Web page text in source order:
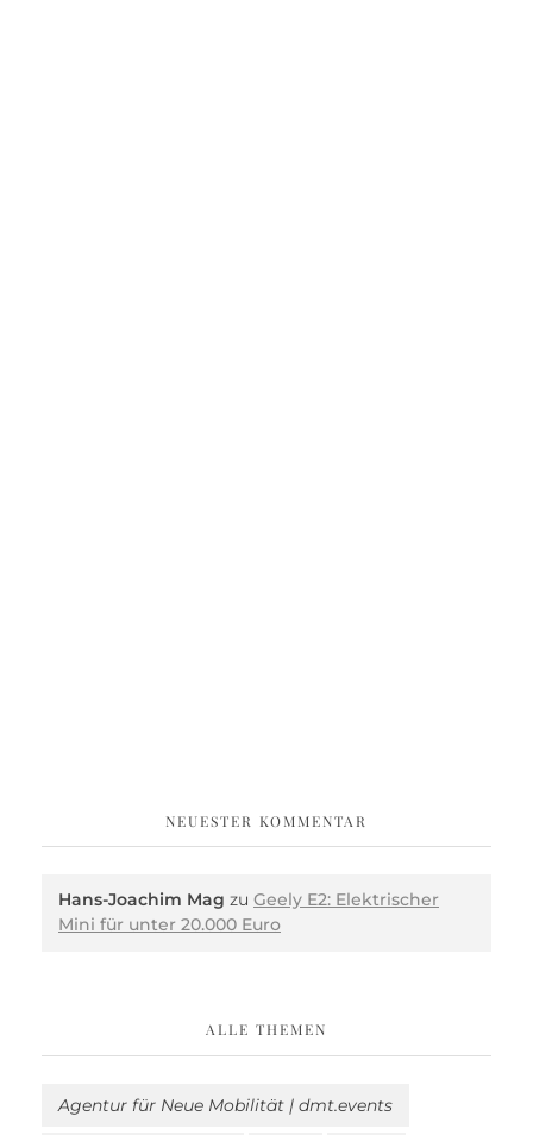
NEUESTER KOMMENTAR
Hans-Joachim Mag zu Geely E2: Elektrischer
Mini für unter 20.000 Euro
ALLE THEMEN
Agentur für Neue Mobilität | dmt.events